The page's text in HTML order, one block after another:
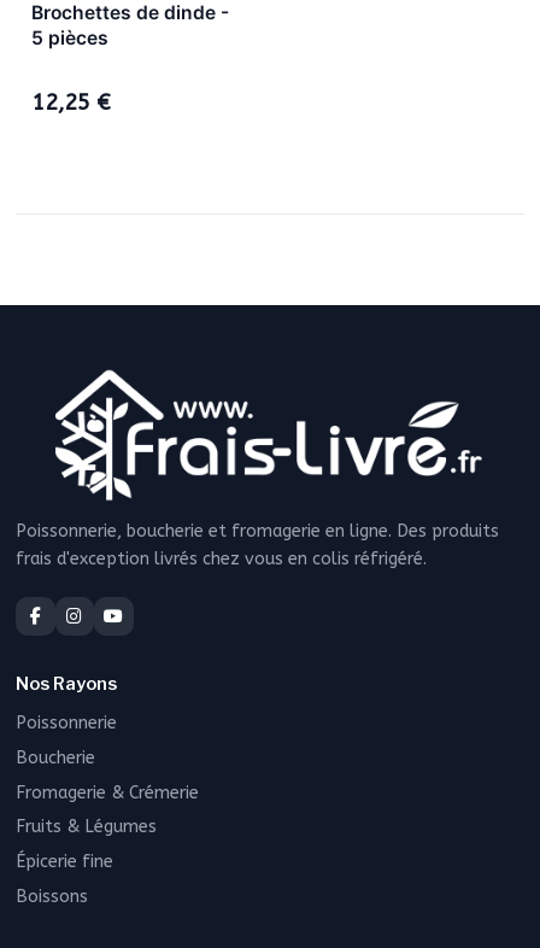
Brochettes de dinde -
5 pièces
12,25 €
Poissonnerie, boucherie et fromagerie en ligne. Des produits
frais d'exception livrés chez vous en colis réfrigéré.
Nos Rayons
Poissonnerie
Boucherie
Fromagerie & Crémerie
Fruits & Légumes
Épicerie fine
Boissons